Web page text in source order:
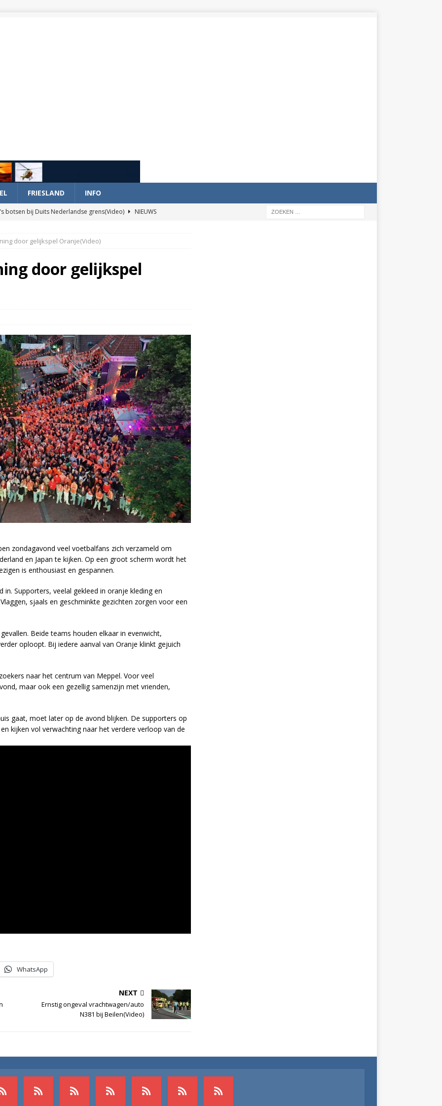
FRIESLAND INFO
botsen bij Duits Nederlandse grens(Video)
NIEUWS
en wagen met stro in de brand in Oosterhesselen(Video)
brand in Wijster(Video)
NIEUWS
door gelijkspel Oranje(Video)
door gelijkspel
zondagavond veel voetbalfans zich verzameld om
en Japan te kijken. Op een groot scherm wordt het
is enthousiast en gespannen.
Supporters, veelal gekleed in oranje kleding en
sjaals en geschminkte gezichten zorgen voor een
Beide teams houden elkaar in evenwicht,
oploopt. Bij iedere aanval van Oranje klinkt gejuich
naar het centrum van Meppel. Voor veel
maar ook een gezellig samenzijn met vrienden,
gaat, moet later op de avond blijken. De supporters op
kijken vol verwachting naar het verdere verloop van de
WhatsApp
NEXT
Ernstig ongeval vrachtwagen/auto
N381 bij Beilen(Video)